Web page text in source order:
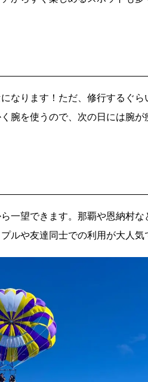
なります！ただ、修行するぐら
腕を使うので、次の日には腕が
一望できます。那覇や恩納村な
ルや友達同士での利用が大人気